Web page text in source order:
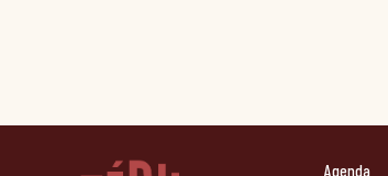
Agenda